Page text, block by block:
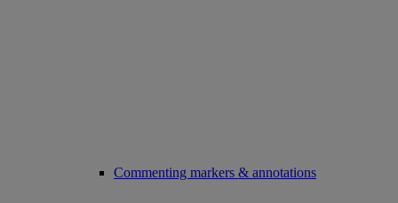
Commenting markers & annotations